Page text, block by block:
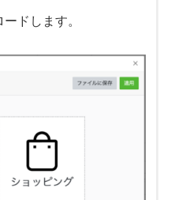
ドします。